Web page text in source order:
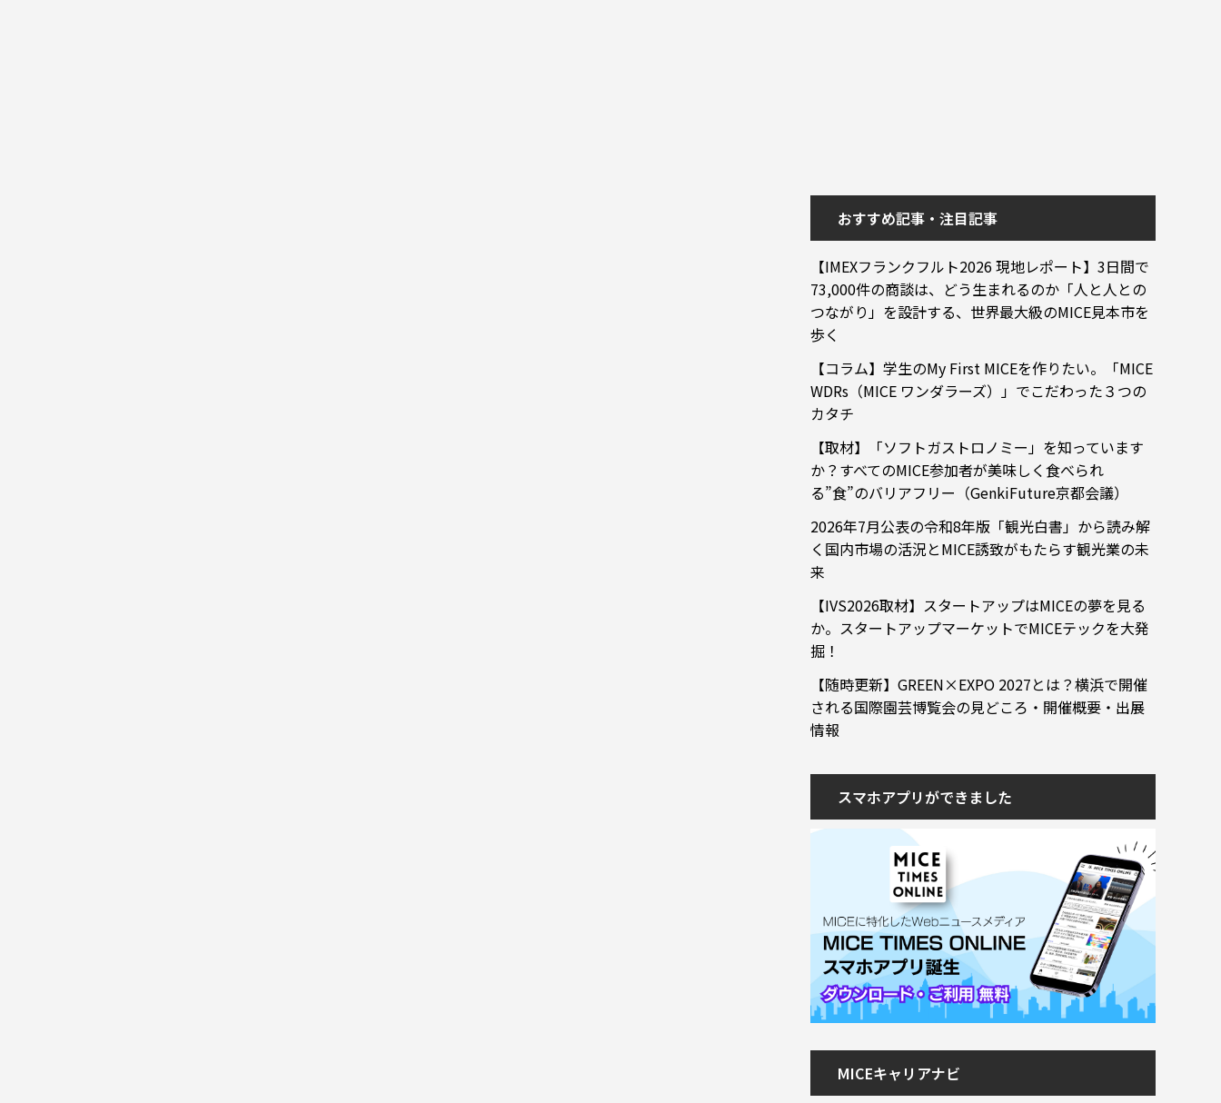
おすすめ記事・注目記事
【IMEXフランクフルト2026 現地レポート】3日間で
73,000件の商談は、どう生まれるのか「人と人との
つながり」を設計する、世界最大級のMICE見本市を
歩く
【コラム】学生のMy First MICEを作りたい。「MICE
WDRs（MICE ワンダラーズ）」でこだわった３つの
カタチ
【取材】「ソフトガストロノミー」を知っています
か？すべてのMICE参加者が美味しく食べられ
る”食”のバリアフリー（GenkiFuture京都会議）
2026年7月公表の令和8年版「観光白書」から読み解
く国内市場の活況とMICE誘致がもたらす観光業の未
来
【IVS2026取材】スタートアップはMICEの夢を見る
か。スタートアップマーケットでMICEテックを大発
掘！
【随時更新】GREEN×EXPO 2027とは？横浜で開催
される国際園芸博覧会の見どころ・開催概要・出展
情報
スマホアプリができました
MICEキャリアナビ